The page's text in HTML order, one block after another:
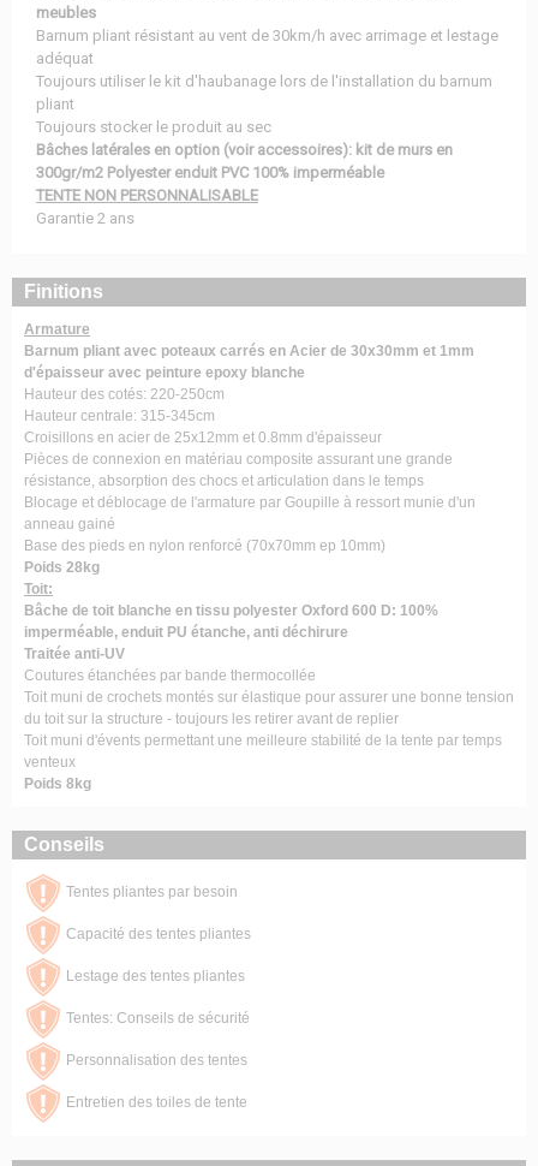
meubles
Barnum pliant résistant au vent de 30km/h avec arrimage et lestage
adéquat
Toujours utiliser le kit d'haubanage lors de l'installation du barnum
pliant
Toujours stocker le produit au sec
Bâches latérales en option (voir accessoires): kit de murs en
300gr/m2 Polyester enduit PVC 100% imperméable
TENTE NON PERSONNALISABLE
Garantie 2 ans
Finitions
Armature
Barnum pliant avec poteaux carrés en Acier de 30x30mm et 1mm
d'épaisseur avec peinture epoxy blanche
Hauteur des cotés: 220-250cm
Hauteur centrale: 315-345cm
Croisillons en acier de 25x12mm et 0.8mm d'épaisseur
Pièces de connexion en matériau composite assurant une grande
résistance, absorption des chocs et articulation dans le temps
Blocage et déblocage de l'armature par Goupille à ressort munie d'un
anneau gainé
Base des pieds en nylon renforcé (70x70mm ep 10mm)
Poids 28kg
Toit:
Bâche de toit blanche en tissu polyester Oxford 600 D: 100%
imperméable, enduit PU étanche, anti déchirure
Traitée anti-UV
Coutures étanchées par bande thermocollée
Toit muni de crochets montés sur élastique pour assurer une bonne tension
du toit sur la structure - toujours les retirer avant de replier
Toit muni d'évents permettant une meilleure stabilité de la tente par temps
venteux
Poids 8kg
Conseils
Tentes pliantes par besoin
Capacité des tentes pliantes
Lestage des tentes pliantes
Tentes: Conseils de sécurité
Personnalisation des tentes
Entretien des toiles de tente